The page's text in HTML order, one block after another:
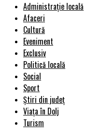
Administrație locală
Afaceri
Cultură
Eveniment
Exclusiv
Politică locală
Social
Sport
Știri din județ
Viața în Dolj
Turism